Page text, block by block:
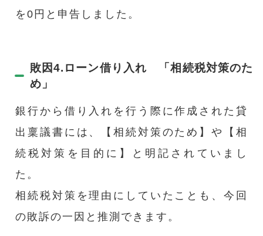
を0円と申告しました。
敗因4.ローン借り入れ 「相続税対策のた
め」
銀行から借り入れを行う際に作成された貸
出稟議書には、【相続対策のため】や【相
続税対策を目的に】と明記されていまし
た。
相続税対策を理由にしていたことも、今回
の敗訴の一因と推測できます。